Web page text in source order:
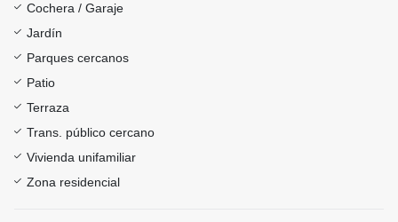
Cochera / Garaje
Jardín
Parques cercanos
Patio
Terraza
Trans. público cercano
Vivienda unifamiliar
Zona residencial